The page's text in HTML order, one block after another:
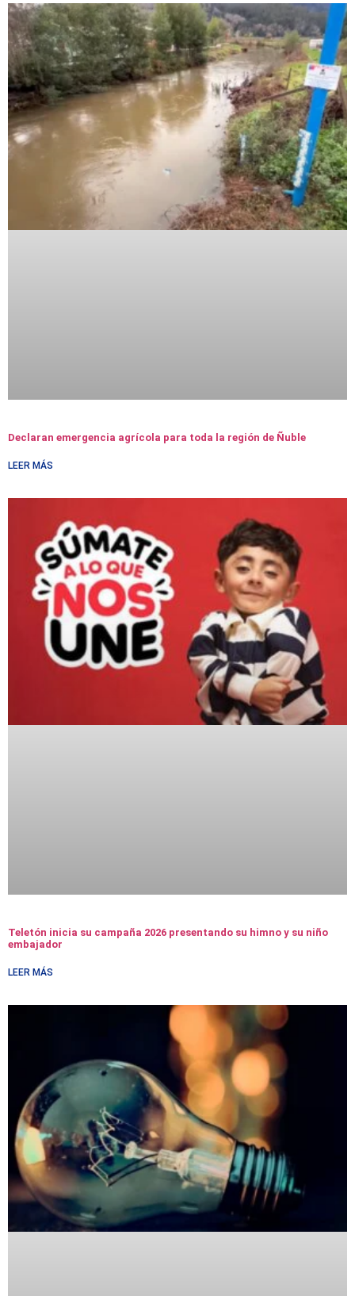
Declaran emergencia agrícola para toda la región de Ñuble
LEER MÁS
Teletón inicia su campaña 2026 presentando su himno y su niño
embajador
LEER MÁS